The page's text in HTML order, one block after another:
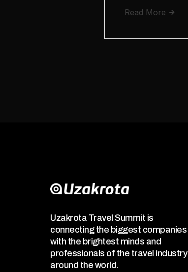
Read More
Uzakrota Travel Summit is
connecting the biggest companies
with the brightest minds and
professionals of the travel industry
around the world.